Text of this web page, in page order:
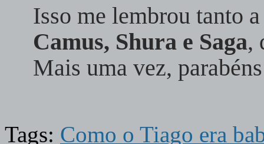
Isso me lembrou tanto
Camus, Shura e Saga,
Mais uma vez,
Tags: Como o Tiago era